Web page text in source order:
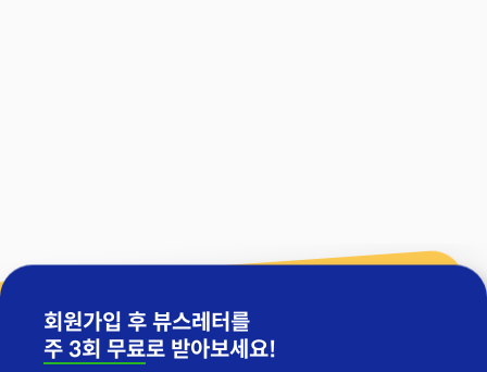
회원가입 후 뷰스레터를
주 3회 무료로 받아보세요!